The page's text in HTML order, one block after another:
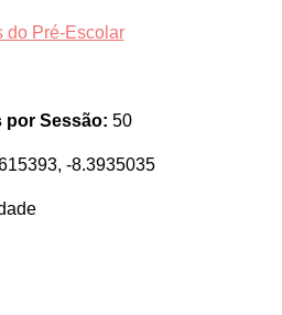
do Pré-Escolar
por Sessão: 50
-8.3935035